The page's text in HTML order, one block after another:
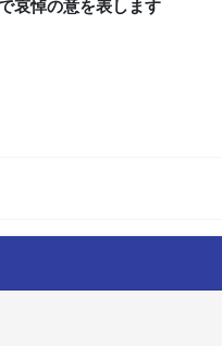
哀悼の意を表します